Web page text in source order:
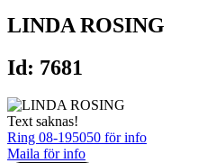
LINDA ROSING
Id: 7681
Text saknas!
Ring 08-195050 för info
Maila för info